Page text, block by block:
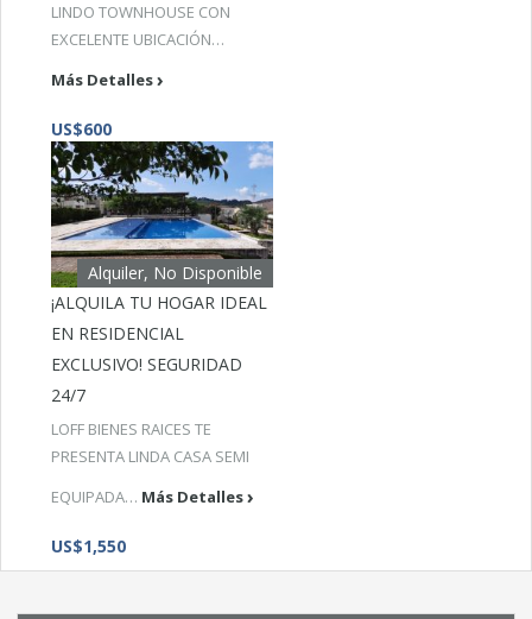
LINDO TOWNHOUSE CON
EXCELENTE UBICACIÓN…
Más Detalles
US$600
Alquiler, No Disponible
¡ALQUILA TU HOGAR IDEAL
EN RESIDENCIAL
EXCLUSIVO! SEGURIDAD
24/7
LOFF BIENES RAICES TE
PRESENTA LINDA CASA SEMI
EQUIPADA… Más Detalles
US$1,550